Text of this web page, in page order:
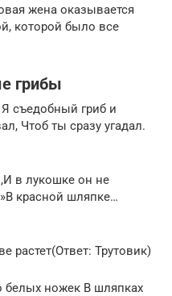
жена оказывается
которой было все
грибы
съедобный гриб и
Чтоб ты сразу угадал.
в лукошке он не
красной шляпке…
растет(Ответ: Трутовик)
ножек В шляпках